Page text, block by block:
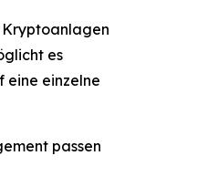
Kryptoanlagen
es
eine einzelne
passen